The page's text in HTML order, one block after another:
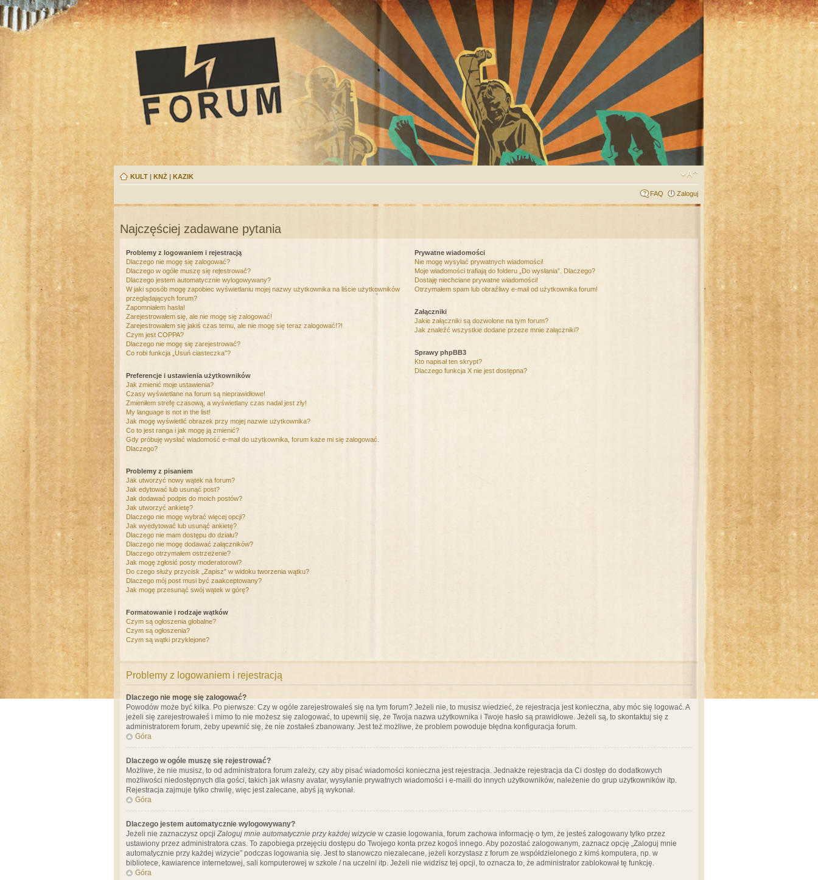
KULT | KNŻ | KAZIK
FAQ Zaloguj
Najczęściej zadawane pytania
Problemy z logowaniem i rejestracją
Dlaczego nie mogę się zalogować?
Dlaczego w ogóle muszę się rejestrować?
Dlaczego jestem automatycznie wylogowywany?
W jaki sposób mogę zapobiec wyświetlaniu mojej nazwy użytkownika na liście użytkowników
przeglądających forum?
Zapomniałem hasła!
Zarejestrowałem się, ale nie mogę się zalogować!
Zarejestrowałem się jakiś czas temu, ale nie mogę się teraz zalogować!?!
Czym jest COPPA?
Dlaczego nie mogę się zarejestrować?
Co robi funkcja „Usuń ciasteczka”?
Preferencje i ustawienia użytkowników
Jak zmienić moje ustawienia?
Czasy wyświetlane na forum są nieprawidłowe!
Zmieniłem strefę czasową, a wyświetlany czas nadal jest zły!
My language is not in the list!
Jak mogę wyświetlić obrazek przy mojej nazwie użytkownika?
Co to jest ranga i jak mogę ją zmienić?
Gdy próbuję wysłać wiadomość e-mail do użytkownika, forum każe mi się zalogować.
Dlaczego?
Problemy z pisaniem
Jak utworzyć nowy wątek na forum?
Jak edytować lub usunąć post?
Jak dodawać podpis do moich postów?
Jak utworzyć ankietę?
Dlaczego nie mogę wybrać więcej opcji?
Jak wyedytować lub usunąć ankietę?
Dlaczego nie mam dostępu do działu?
Dlaczego nie mogę dodawać załączników?
Dlaczego otrzymałem ostrzeżenie?
Jak mogę zgłosić posty moderatorowi?
Do czego służy przycisk „Zapisz” w widoku tworzenia wątku?
Dlaczego mój post musi być zaakceptowany?
Jak mogę przesunąć swój wątek w górę?
Formatowanie i rodzaje wątków
Czym są ogłoszenia globalne?
Czym są ogłoszenia?
Czym są wątki przyklejone?
Prywatne wiadomości
Nie mogę wysyłać prywatnych wiadomości!
Moje wiadomości trafiają do folderu „Do wysłania”. Dlaczego?
Dostaję niechciane prywatne wiadomości!
Otrzymałem spam lub obraźliwy e-mail od użytkownika forum!
Załączniki
Jakie załączniki są dozwolone na tym forum?
Jak znaleźć wszystkie dodane przeze mnie załączniki?
Sprawy phpBB3
Kto napisał ten skrypt?
Dlaczego funkcja X nie jest dostępna?
Problemy z logowaniem i rejestracją
Dlaczego nie mogę się zalogować?
Powodów może być kilka. Po pierwsze: Czy w ogóle zarejestrowałeś się na tym forum? Jeżeli nie, to musisz wiedzieć, że rejestracja jest konieczna, aby móc się logować. A
jeżeli się zarejestrowałeś i mimo to nie możesz się zalogować, to upewnij się, że Twoja nazwa użytkownika i Twoje hasło są prawidłowe. Jeżeli są, to skontaktuj się z
administratorem forum, żeby upewnić się, że nie zostałeś zbanowany. Jest też możliwe, że problem powoduje błędna konfiguracja forum.
Góra
Dlaczego w ogóle muszę się rejestrować?
Możliwe, że nie musisz, to od administratora forum zależy, czy aby pisać wiadomości konieczna jest rejestracja. Jednakże rejestracja da Ci dostęp do dodatkowych
możliwości niedostępnych dla gości, takich jak własny avatar, wysyłanie prywatnych wiadomości i e-maili do innych użytkowników, należenie do grup użytkowników itp.
Rejestracja zajmuje tylko chwilę, więc jest zalecane, abyś ją wykonał.
Góra
Dlaczego jestem automatycznie wylogowywany?
Jeżeli nie zaznaczysz opcji Zaloguj mnie automatycznie przy każdej wizycie w czasie logowania, forum zachowa informację o tym, że jesteś zalogowany tylko przez
ustawiony przez administratora czas. To zapobiega przejęciu dostępu do Twojego konta przez kogoś innego. Aby pozostać zalogowanym, zaznacz opcję „Zaloguj mnie
automatycznie przy każdej wizycie” podczas logowania się. Jest to stanowczo niezalecane, jeżeli korzystasz z forum ze współdzielonego z kimś komputera, np. w
bibliotece, kawiarence internetowej, sali komputerowej w szkole / na uczelni itp. Jeżeli nie widzisz tej opcji, to oznacza to, że administrator zablokował tę funkcję.
Góra